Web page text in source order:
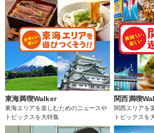
東海満喫Walker
東海エリアを楽しむためのニュースや
トピックスを大特集
関西満喫
関西エリアを
トピックスを